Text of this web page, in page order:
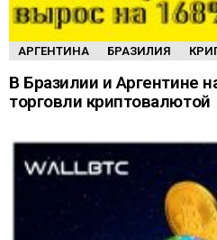
АРГЕНТИНА БРАЗИЛИЯ
В Бразилии и Аргентине
торговли криптовалютой